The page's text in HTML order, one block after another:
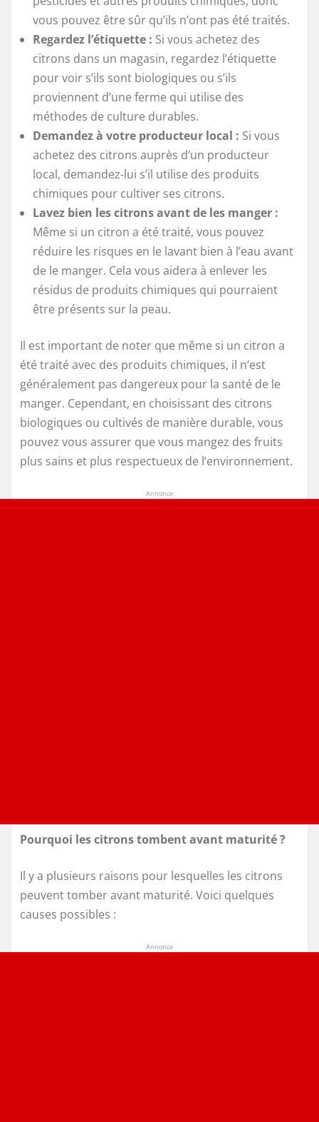
vous pouvez être sûr qu’ils n’ont pas été traités.
Regardez l’étiquette : Si vous achetez des
citrons dans un magasin, regardez l’étiquette
pour voir s’ils sont biologiques ou s’ils
proviennent d’une ferme qui utilise des
méthodes de culture durables.
Demandez à votre producteur local : Si vous
achetez des citrons auprès d’un producteur
local, demandez-lui s’il utilise des produits
chimiques pour cultiver ses citrons.
Lavez bien les citrons avant de les manger :
Même si un citron a été traité, vous pouvez
réduire les risques en le lavant bien à l’eau avant
de le manger. Cela vous aidera à enlever les
résidus de produits chimiques qui pourraient
être présents sur la peau.
Il est important de noter que même si un citron a
été traité avec des produits chimiques, il n’est
généralement pas dangereux pour la santé de le
manger. Cependant, en choisissant des citrons
biologiques ou cultivés de manière durable, vous
pouvez vous assurer que vous mangez des fruits
plus sains et plus respectueux de l’environnement.
Annonce
Pourquoi les citrons tombent avant maturité ?
Il y a plusieurs raisons pour lesquelles les citrons
peuvent tomber avant maturité. Voici quelques
causes possibles :
Annonce